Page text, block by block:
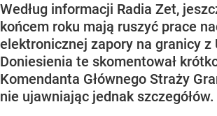
Według informacji Radia Zet,
końcem roku mają ruszyć prace
elektronicznej zapory na granicy z
Doniesienia te skomentował
Komendanta Głównego Straży
nie ujawniając jednak szczegółów.